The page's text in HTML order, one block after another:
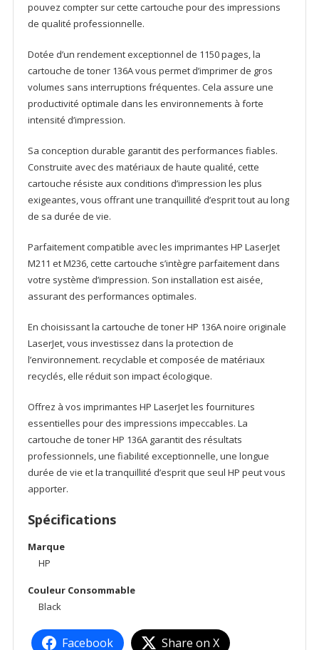
pouvez compter sur cette cartouche pour des impressions
de qualité professionnelle.
Dotée d’un rendement exceptionnel de 1150 pages, la
cartouche de toner 136A vous permet d’imprimer de gros
volumes sans interruptions fréquentes. Cela assure une
productivité optimale dans les environnements à forte
intensité d’impression.
Sa conception durable garantit des performances fiables.
Construite avec des matériaux de haute qualité, cette
cartouche résiste aux conditions d’impression les plus
exigeantes, vous offrant une tranquillité d’esprit tout au long
de sa durée de vie.
Parfaitement compatible avec les imprimantes HP LaserJet
M211 et M236, cette cartouche s’intègre parfaitement dans
votre système d’impression. Son installation est aisée,
assurant des performances optimales.
En choisissant la cartouche de toner HP 136A noire originale
LaserJet, vous investissez dans la protection de
l’environnement. recyclable et composée de matériaux
recyclés, elle réduit son impact écologique.
Offrez à vos imprimantes HP LaserJet les fournitures
essentielles pour des impressions impeccables. La
cartouche de toner HP 136A garantit des résultats
professionnels, une fiabilité exceptionnelle, une longue
durée de vie et la tranquillité d’esprit que seul HP peut vous
apporter.
Spécifications
Marque
HP
Couleur Consommable
Black
Facebook Share on X